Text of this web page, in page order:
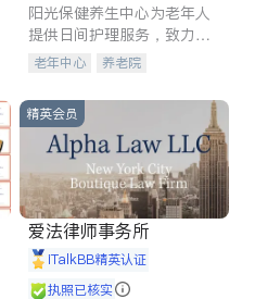
阳光保健养生中心为老年人
提供日间护理服务，致力于
通过持续的护理创新来有效
老年中心 养老院
精英会员
爱法律师事务所
iTalkBB精英认证
执照已核实